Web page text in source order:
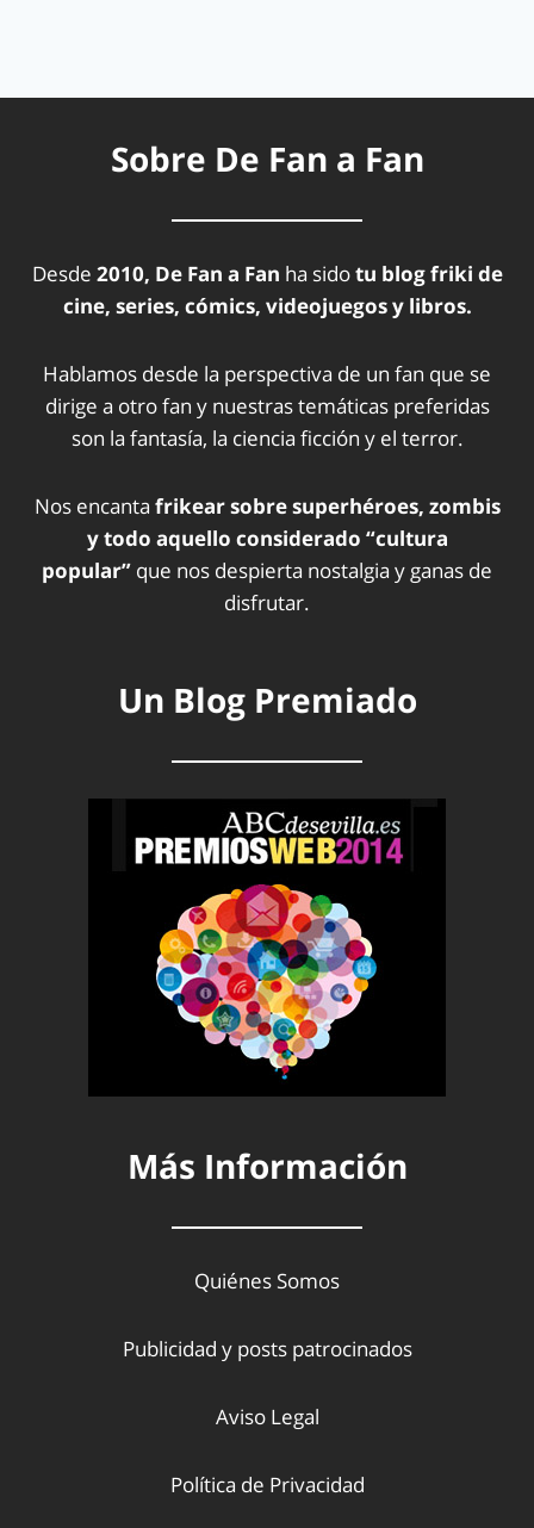
Sobre De Fan a Fan
Desde 2010, De Fan a Fan ha sidotu blog friki de
cine, series, cómics, videojuegos y libros.
Hablamos desde la perspectiva de un fan que se
dirige a otro fan y nuestras temáticas preferidas
son la fantasía, la ciencia ficción y el terror.
Nos encanta frikear sobre superhéroes, zombis
y todo aquello considerado “cultura
popular” que nos despierta nostalgia y ganas de
disfrutar.
Un Blog Premiado
Más Información
Quiénes Somos
Publicidad y posts patrocinados
Aviso Legal
Política de Privacidad